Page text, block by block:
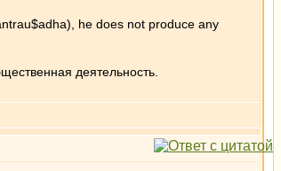
he does not produce any
деятельность.